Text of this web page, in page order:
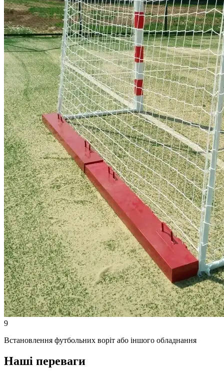
9
Встановлення футбольних воріт або іншого обладнання
Наші переваги